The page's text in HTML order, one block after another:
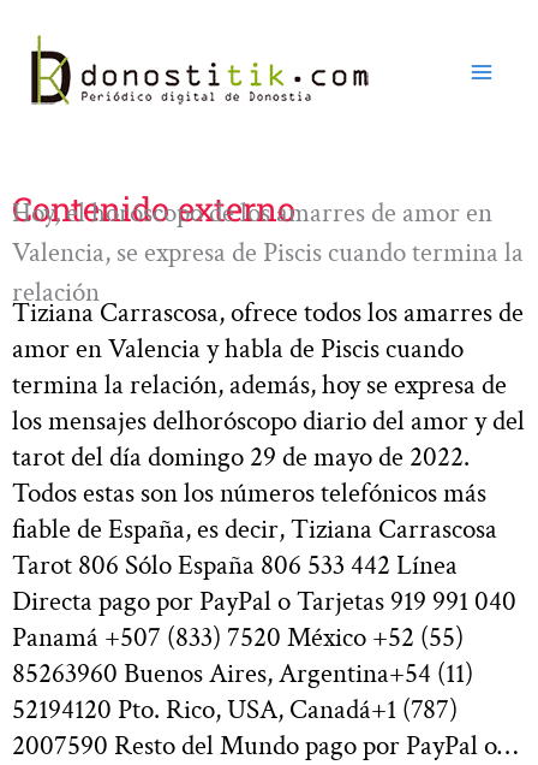
contenido
Contenido externo
Hoy, el horóscopo de los amarres de amor en
Valencia, se expresa de Piscis cuando termina la
relación
Tiziana Carrascosa, ofrece todos los amarres de
amor en Valencia y habla de Piscis cuando
termina la relación, además, hoy se expresa de
los mensajes delhoróscopo diario del amor y del
tarot del día domingo 29 de mayo de 2022.
Todos estas son los números telefónicos más
fiable de España, es decir, Tiziana Carrascosa
Tarot 806 Sólo España 806 533 442 Línea
Directa pago por PayPal o Tarjetas 919 991 040
Panamá +507 (833) 7520 México +52 (55)
85263960 Buenos Aires, Argentina+54 (11)
52194120 Pto. Rico, USA, Canadá+1 (787)
2007590 Resto del Mundo pago por PayPal o…